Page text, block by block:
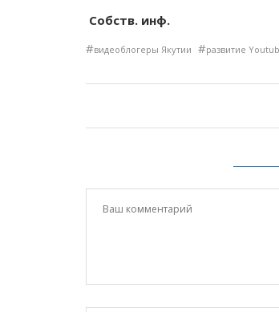
Собств. инф.
#видеоблогеры Якутии #развитие